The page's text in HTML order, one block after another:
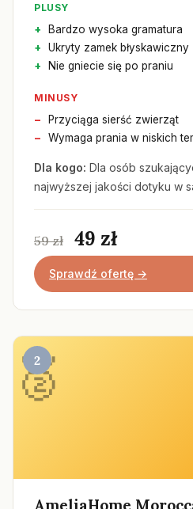
PLUSY
Bardzo wysoka gramatura
Ukryty zamek błyskawiczny
Nie gniecie się po praniu
MINUSY
Przyciąga sierść zwierząt
Wymaga prania w niskich
Dla kogo: Dla osób
najwyższej jakości dotyku w
59 zł 49 zł
Sprawdź ofertę →
2
AmeliaHome